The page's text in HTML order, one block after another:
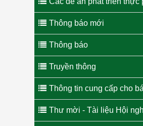
Thông báo mới
Thông báo
Truyền thông
Thông tin cung cấp cho
Thư mời - Tài liệu Hội